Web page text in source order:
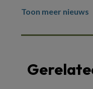
Toon meer nieuws